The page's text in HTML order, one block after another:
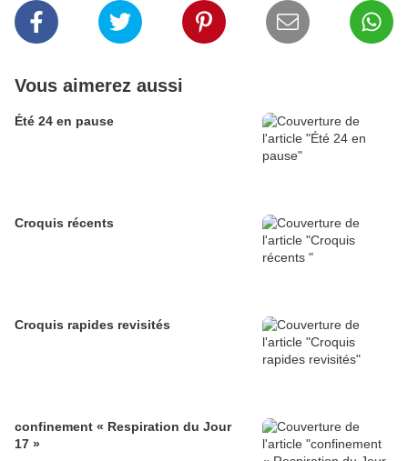
Vous aimerez aussi
Été 24 en pause
Croquis récents
Croquis rapides revisités
confinement « Respiration du Jour
17 »